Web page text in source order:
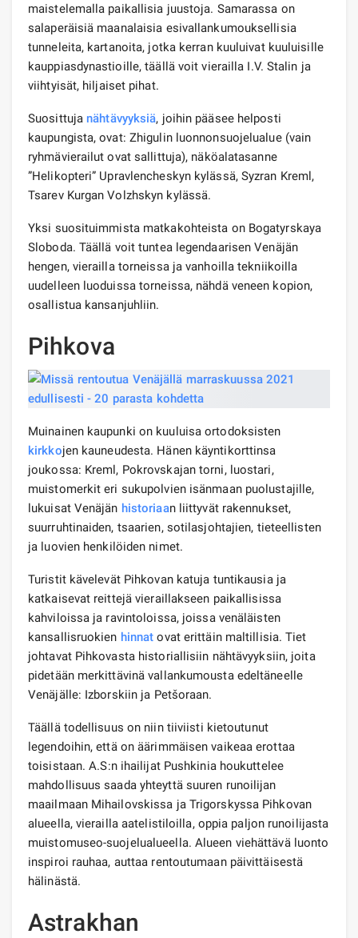
maistelemalla paikallisia juustoja. Samarassa on
salaperäisiä maanalaisia ​​esivallankumouksellisia
tunneleita, kartanoita, jotka kerran kuuluivat kuuluisille
kauppiasdynastioille, täällä voit vierailla I.V. Stalin ja
viihtyisät, hiljaiset pihat.
Suosittuja nähtävyyksiä, joihin pääsee helposti
kaupungista, ovat: Zhigulin luonnonsuojelualue (vain
ryhmävierailut ovat sallittuja), näköalatasanne
”Helikopteri” Upravlencheskyn kylässä, Syzran Kreml,
Tsarev Kurgan Volzhskyn kylässä.
Yksi suosituimmista matkakohteista on Bogatyrskaya
Sloboda. Täällä voit tuntea legendaarisen Venäjän
hengen, vierailla torneissa ja vanhoilla tekniikoilla
uudelleen luoduissa torneissa, nähdä veneen kopion,
osallistua kansanjuhliin.
Pihkova
Muinainen kaupunki on kuuluisa ortodoksisten
kirkkojen kauneudesta. Hänen käyntikorttinsa
joukossa: Kreml, Pokrovskajan torni, luostari,
muistomerkit eri sukupolvien isänmaan puolustajille,
lukuisat Venäjän historiaan liittyvät rakennukset,
suurruhtinaiden, tsaarien, sotilasjohtajien, tieteellisten
ja luovien henkilöiden nimet.
Turistit kävelevät Pihkovan katuja tuntikausia ja
katkaisevat reittejä vieraillakseen paikallisissa
kahviloissa ja ravintoloissa, joissa venäläisten
kansallisruokien hinnat ovat erittäin maltillisia. Tiet
johtavat Pihkovasta historiallisiin nähtävyyksiin, joita
pidetään merkittävinä vallankumousta edeltäneelle
Venäjälle: Izborskiin ja Petšoraan.
Täällä todellisuus on niin tiiviisti kietoutunut
legendoihin, että on äärimmäisen vaikeaa erottaa
toisistaan. A.S:n ihailijat Pushkinia houkuttelee
mahdollisuus saada yhteyttä suuren runoilijan
maailmaan Mihailovskissa ja Trigorskyssa Pihkovan
alueella, vierailla aatelistiloilla, oppia paljon runoilijasta
muistomuseo-suojelualueella. Alueen viehättävä luonto
inspiroi rauhaa, auttaa rentoutumaan päivittäisestä
hälinästä.
Astrakhan